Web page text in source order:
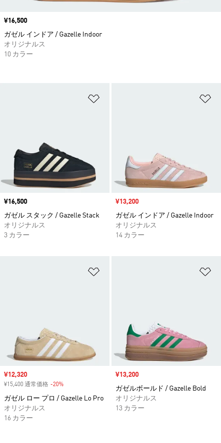
価格
¥16,500
ガゼル スタック / Gazelle Stack
オリジナルス
3 カラー
セール価格
¥13,200
ガゼル インドア / Gazelle Indoor
オリジナルス
14 カラー
セール価格
¥12,320
¥15,400 通常価格 -20%
ガゼル ロー プロ / Gazelle Lo Pro
オリジナルス
16 カラー
セール価格
¥13,200
ガゼルボールド / Gazelle Bold
オリジナルス
13 カラー
価格
¥16,500
ガゼル インドア / Gazelle Indoor
オリジナルス
10 カラー